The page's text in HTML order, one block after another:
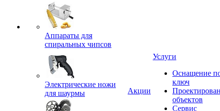
Аппараты для
спиральных чипсов
Электрические ножи
для шаурмы
Акции
Услуги
Оснащение
ключ
объектов
Сервис